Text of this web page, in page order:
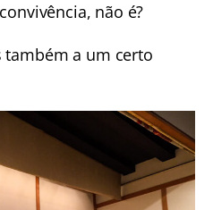
não é?
também a um certo